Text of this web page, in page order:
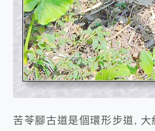
苦苓腳古道是個環形步道,